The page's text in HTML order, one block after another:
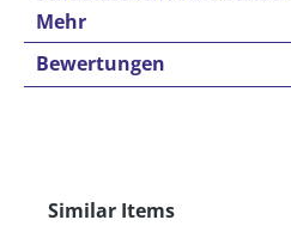
Mehr
Bewertungen
Produktgalerie überspringen
Similar Items